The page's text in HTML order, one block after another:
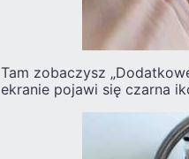
Tam zobaczysz
ekranie pojawi się czarna